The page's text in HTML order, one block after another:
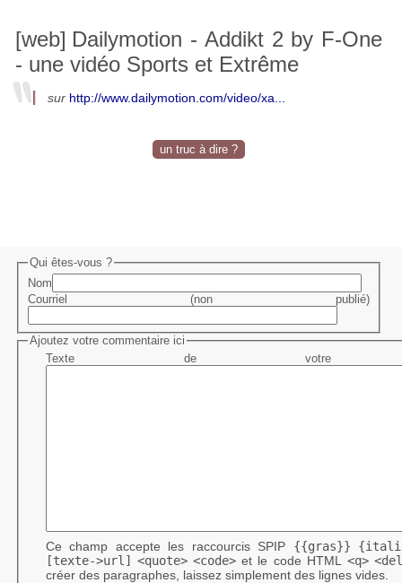
[web] Dailymotion - Addikt 2 by F-One
- une vidéo Sports et Extrême
sur http://www.dailymotion.com/video/xa...
un truc à dire ?
Qui êtes-vous ?
Nom
Courriel (non publié)
Ajoutez votre commentaire ici
Texte de votre
Ce champ accepte les raccourcis SPIP {{gras}}
[texte->url]
<quote> <code>et le code HTML <q>
créer des paragraphes, laissez simplement des lignes vides.